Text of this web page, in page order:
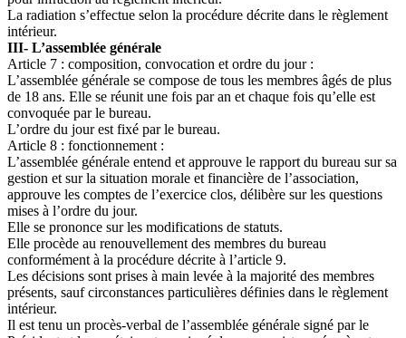
La radiation s’effectue selon la procédure décrite dans le règlement
intérieur.
III- L’assemblée générale
Article 7 : composition, convocation et ordre du jour :
L’assemblée générale se compose de tous les membres âgés de plus
de 18 ans. Elle se réunit une fois par an et chaque fois qu’elle est
convoquée par le bureau.
L’ordre du jour est fixé par le bureau.
Article 8 : fonctionnement :
L’assemblée générale entend et approuve le rapport du bureau sur sa
gestion et sur la situation morale et financière de l’association,
approuve les comptes de l’exercice clos, délibère sur les questions
mises à l’ordre du jour.
Elle se prononce sur les modifications de statuts.
Elle procède au renouvellement des membres du bureau
conformément à la procédure décrite à l’article 9.
Les décisions sont prises à main levée à la majorité des membres
présents, sauf circonstances particulières définies dans le règlement
intérieur.
Il est tenu un procès-verbal de l’assemblée générale signé par le